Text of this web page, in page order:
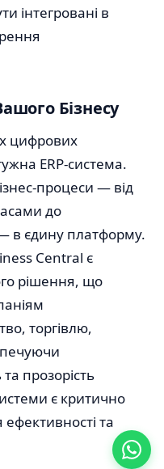
інтегровані в
Бізнесу
цифрових
ERP-система.
процеси — від
до
в єдину платформу.
Central є
рішення, що
торгівлю,
прозорість
є критично
та